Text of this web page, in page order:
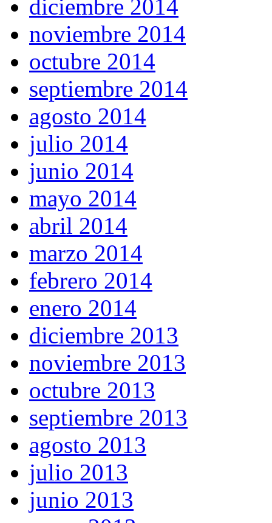
diciembre 2014
noviembre 2014
octubre 2014
septiembre 2014
agosto 2014
julio 2014
junio 2014
mayo 2014
abril 2014
marzo 2014
febrero 2014
enero 2014
diciembre 2013
noviembre 2013
octubre 2013
septiembre 2013
agosto 2013
julio 2013
junio 2013